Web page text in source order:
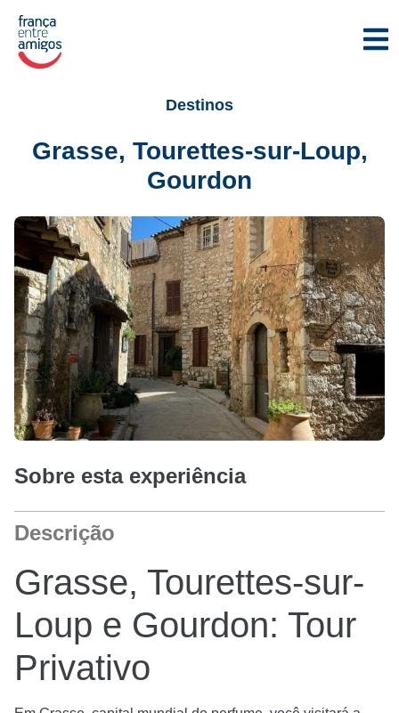
Destinos
Grasse, Tourettes-sur-Loup,
Gourdon
Sobre esta experiência
Descrição
Grasse, Tourettes-sur-
Loup e Gourdon: Tour
Privativo